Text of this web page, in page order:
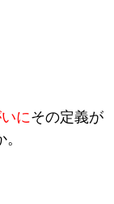
にその定義が